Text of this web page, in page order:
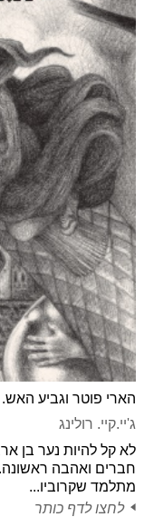
הארי פוטר וגביע
ג'יי.קיי. רולינג
לא קל להיות נער בן
חברים ואהבה
מתלמד שקרוביו...
לחצו לדף כותר